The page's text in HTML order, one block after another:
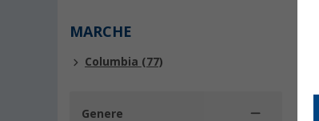
MARCHE
Columbia (77)
Genere